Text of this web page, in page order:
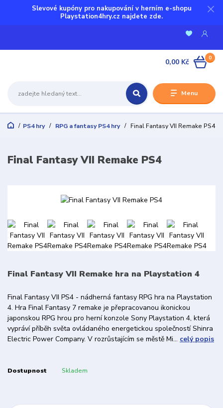
Slevové kupóny pro nakupování v herním e-shopu
Playstation4hry.cz najdete zde.
Menu
0
0,00 Kč
PS4 hry RPG a fantasy PS4 hry Final Fantasy VII Remake PS4
Final Fantasy VII Remake PS4
Final Fantasy VII Remake hra na Playstation 4
Final Fantasy VII PS4 - nádherná fantasy RPG hra na Playstation
4. Hra Final Fantasy 7 remake je přepracovanou ikonickou
japonskou RPG hrou pro herní konzole Sony Playstation 4, která
vypráví příběh světa ovládaného energetickou společností Shinra
Electric Power Company. V rozrůstajícím se městě Mi... celý popis
Dostupnost Skladem